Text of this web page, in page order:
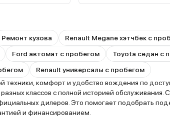
Ремонт кузова
Renault Megane хэтчбек с
Ford автомат с пробегом
Toyota седан с
Renault универсалы с пробегом
комфорт и удобство вождения по
классов с полной историей обслуживания.
дилеров. Это помогает подобрать
и финансированием.